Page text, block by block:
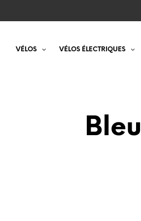
VÉLOS VÉLOS ÉLECTRIQUES
Bleu